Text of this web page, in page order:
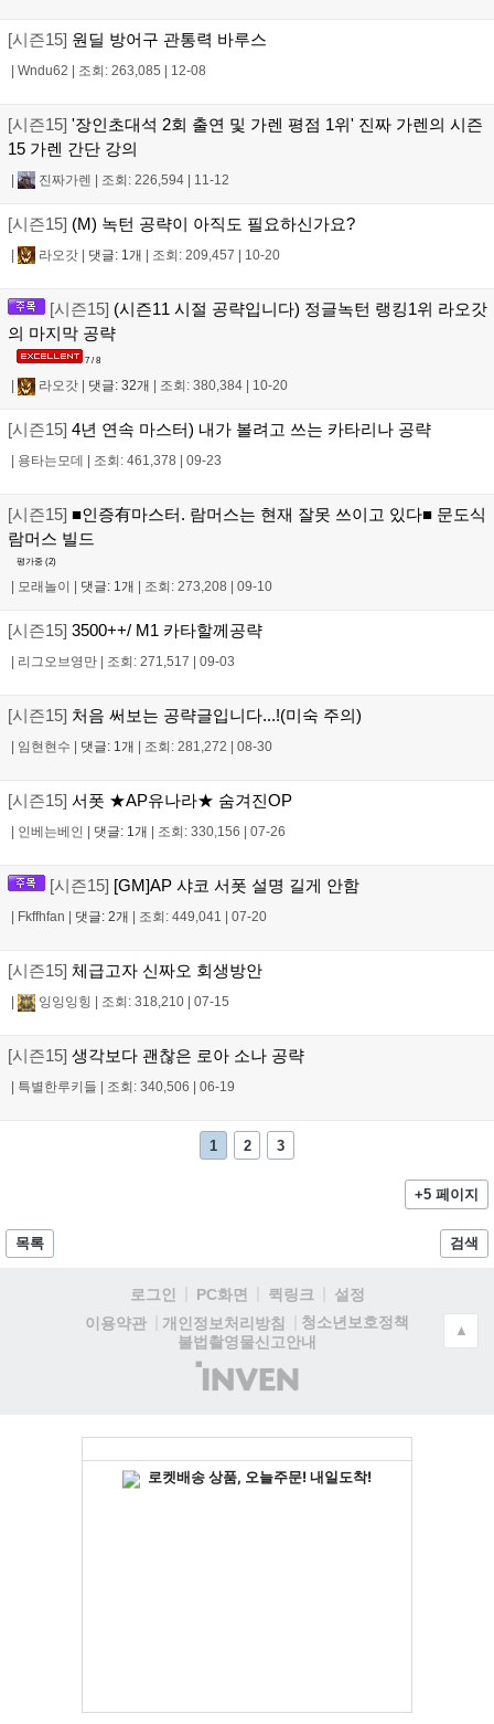
[시즌15] 원딜 방어구 관통력 바루스
| Wndu62 | 조회: 263,085 | 12-08
[시즌15] '장인초대석 2회 출연 및 가렌 평점 1위' 진짜 가렌의 시즌
15 가렌 간단 강의
| 진짜가렌 | 조회: 226,594 | 11-12
[시즌15] (M) 녹턴 공략이 아직도 필요하신가요?
| 라오갓 | 댓글: 1개 | 조회: 209,457 | 10-20
[시즌15] (시즌11 시절 공략입니다) 정글녹턴 랭킹1위 라오갓
의 마지막 공략
7 / 8
라오갓 댓글: 32개 조회: 380,384 10-20
[시즌15] 4년 연속 마스터) 내가 볼려고 쓰는 카타리나 공략
용타는모데 조회: 461,378 09-23
[시즌15] ■인증有마스터. 람머스는 현재 잘못 쓰이고 있다■ 문도식
람머스 빌드
평가중 (2)
모래놀이 댓글: 1개 조회: 273,208 09-10
[시즌15] 3500++/ M1 카타할께공략
리그오브영만 조회: 271,517 09-03
[시즌15] 처음 써보는 공략글입니다...!(미숙 주의)
임현현수 댓글: 1개 조회: 281,272 08-30
[시즌15] 서폿 ★AP유나라★ 숨겨진OP
인베는베인 댓글: 1개 조회: 330,156 07-26
[시즌15] [GM]AP 샤코 서폿 설명 길게 안함
Fkffhfan 댓글: 2개 조회: 449,041 07-20
[시즌15] 체급고자 신짜오 회생방안
잉잉잉힝 조회: 318,210 07-15
[시즌15] 생각보다 괜찮은 로아 소나 공략
특별한루키들 조회: 340,506 06-19
1 2 3
+5 페이지
목록 검색
로그인 PC화면 퀵링크
설정
이용약관
개인정보처리방침
청소년보호정책
불법촬영물신고안내
(주)
인
▲